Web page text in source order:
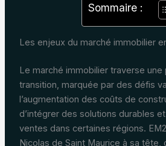
Sommaire :
Les enjeux du marché immobilier
Le marché immobilier traverse une
transition, marquée par des défis
l’augmentation des coûts de
d’intégrer des solutions durables
ventes dans certaines régions.
Nicolas de Saint Maurice à sa tête,